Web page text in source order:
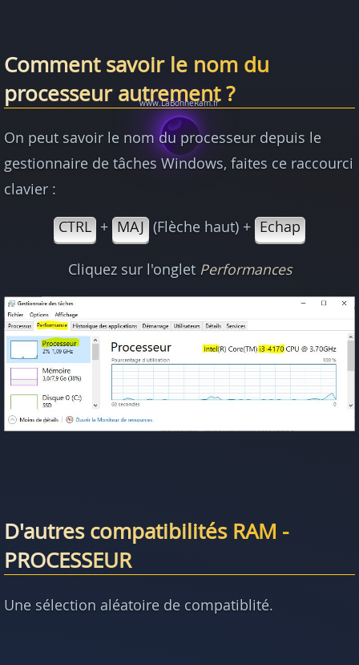
Comment savoir le nom du
processeur autrement ?
On peut savoir le nom du processeur depuis le
gestionnaire de tâches Windows, faites ce raccourci
clavier :
CTRL + MAJ (Flèche haut) + Echap
Cliquez sur l'onglet Performances
D'autres compatibilités RAM -
PROCESSEUR
Une sélection aléatoire de compatiblité.